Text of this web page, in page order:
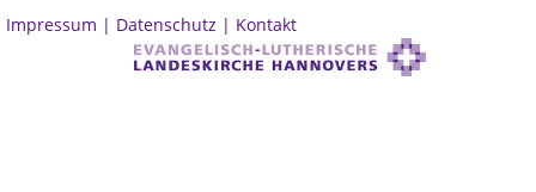
Impressum | Datenschutz | Kontakt